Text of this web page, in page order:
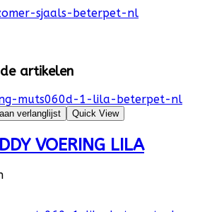
artikelen
verlanglijst Quick View
VOERING LILA